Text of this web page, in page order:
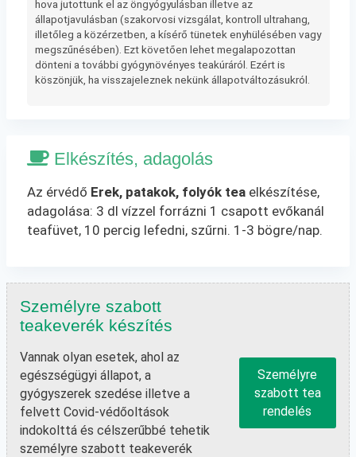
hova jutottunk el az öngyógyulásban illetve az
állapotjavulásban (szakorvosi vizsgálat, kontroll ultrahang,
illetőleg a közérzetben, a kísérő tünetek enyhülésében vagy
megszűnésében). Ezt követően lehet megalapozottan
dönteni a további gyógynövényes teakúráról. Ezért is
köszönjük, ha visszajeleznek nekünk állapotváltozásukról.
Elkészítés, adagolás
Az érvédő Erek, patakok, folyók teaelkészítése,
adagolása: 3 dl vízzel forrázni 1 csapott evőkanál
teafüvet, 10 percig lefedni, szűrni. 1-3 bögre/nap.
Személyre szabott
teakeverék készítés
Vannak olyan esetek, ahol az
egészségügyi állapot, a
gyógyszerek szedése illetve a
felvett Covid-védőoltások
indokolttá és célszerűbbé tehetik
személyre szabott teakeverék
Személyre
szabott tea
rendelés